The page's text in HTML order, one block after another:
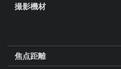
撮影機材
焦点距離